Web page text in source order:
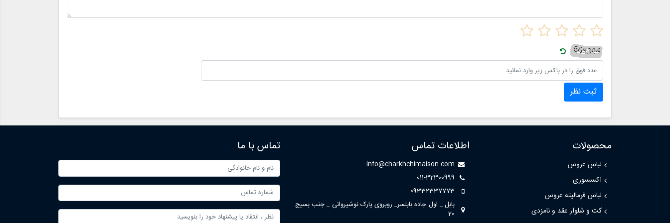
ثبت نظر
محصولات
لباس عروس
اکسسوری
لباس فرمالیته عروس
کت و شلوار عقد و نامزدی
اطلاعات تماس
info@charkhchimaison.com
011-32300999
09332337773
بابل _ اول جاده بابلسر_ روبروی پارک نوشیروانی _ جنب بسیج
20
تماس با ما